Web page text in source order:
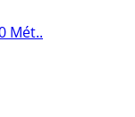
Mét..